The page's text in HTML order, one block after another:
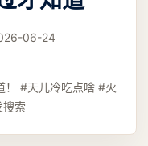
06-24
！ #天儿冷吃点啥 #火
索